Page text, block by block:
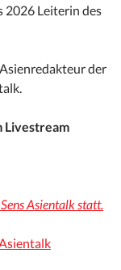
2026 Leiterin des
der
Livestream
Asientalk statt.